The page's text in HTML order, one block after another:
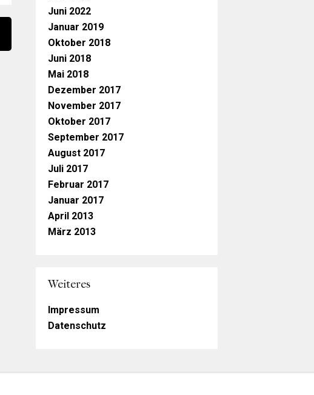
Juni 2022
Januar 2019
Oktober 2018
Juni 2018
Mai 2018
Dezember 2017
November 2017
Oktober 2017
September 2017
August 2017
Juli 2017
Februar 2017
Januar 2017
April 2013
März 2013
Weiteres
Impressum
Datenschutz